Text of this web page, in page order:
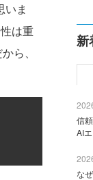
いま
は重
ら、
新
信
AI
な